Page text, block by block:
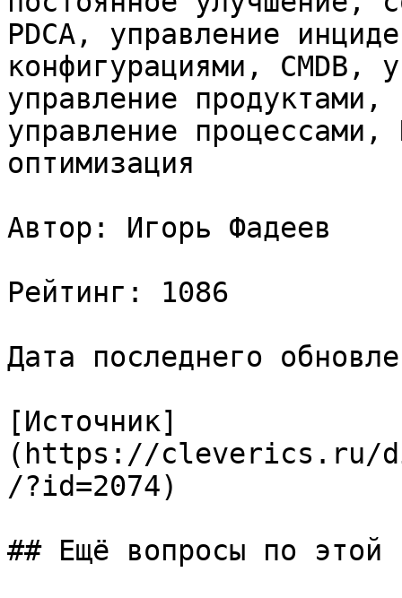
PDCA, управление
конфигурациями, CMDB,
управление
управление
оптимизация
Автор: Игорь Фадеев
Рейтинг: 1086
Дата последнего
[Источник]
(https://cleverics.ru/
/?id=2074)
## Ещё вопросы по этой